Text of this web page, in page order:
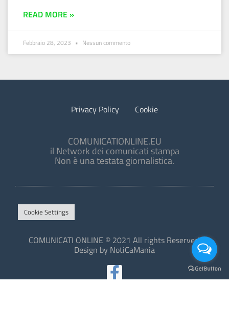
READ MORE »
Febbraio 28, 2023 Nessun commento
Privacy Policy Cookie
COMUNICATIONLINE.EU
il Network dei comunicati stampa
Non è una testata giornalistica.
Cookie Settings
COMUNICATI ONLINE © 2021 All rights Reserved.
Design by NotiCaMania